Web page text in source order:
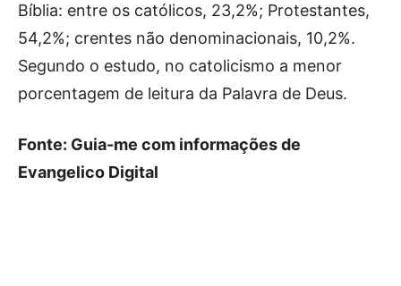
Bíblia: entre os católicos, 23,2%; Protestantes,
54,2%; crentes não denominacionais, 10,2%.
Segundo o estudo, no catolicismo a menor
porcentagem de leitura da Palavra de Deus.
Fonte: Guia-me com informações de
Evangelico Digital